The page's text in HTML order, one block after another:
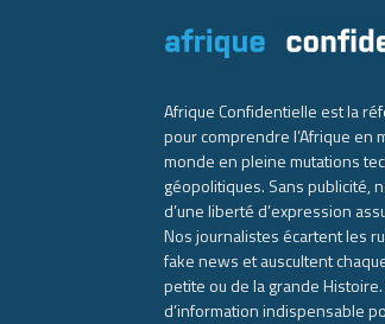
Afrique Confidentielle est la
pour comprendre l’Afrique en
monde en pleine mutations
géopolitiques. Sans publicité,
d’une liberté d’expression
Nos journalistes écartent les
fake news et auscultent
petite ou de la grande Histoire.
d’information indispensable